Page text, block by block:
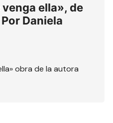
venga ella», de
Daniela
obra de la autora